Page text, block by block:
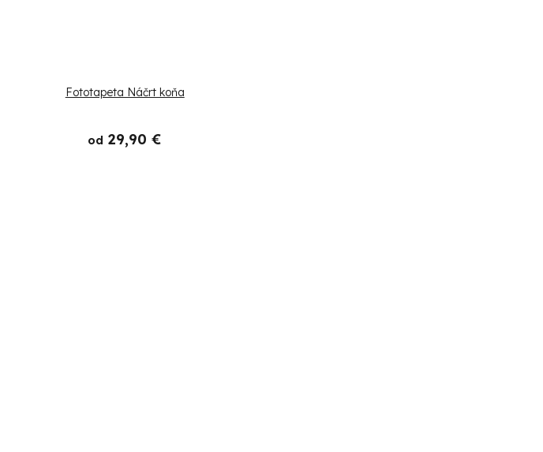
Fototapeta Náčrt koňa
od 29,90 €